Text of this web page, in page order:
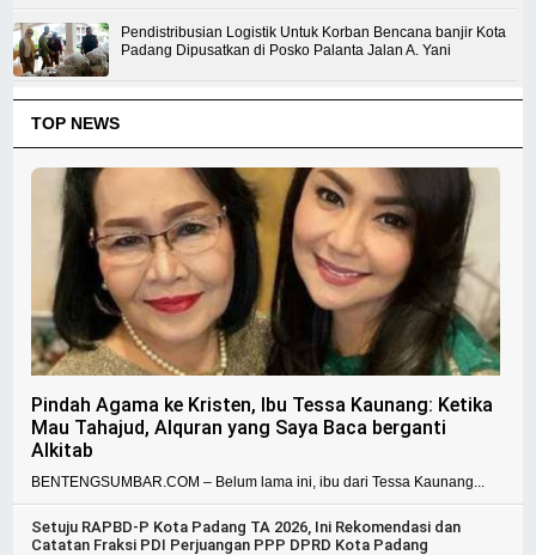
Pendistribusian Logistik Untuk Korban Bencana banjir Kota
Padang Dipusatkan di Posko Palanta Jalan A. Yani
TOP NEWS
Pindah Agama ke Kristen, Ibu Tessa Kaunang: Ketika
Mau Tahajud, Alquran yang Saya Baca berganti
Alkitab
BENTENGSUMBAR.COM – Belum lama ini, ibu dari Tessa Kaunang...
Setuju RAPBD-P Kota Padang TA 2026, Ini Rekomendasi dan
Catatan Fraksi PDI Perjuangan PPP DPRD Kota Padang